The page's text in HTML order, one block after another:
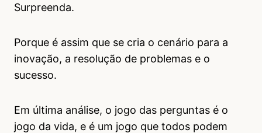
Surpreenda.
Porque é assim que se cria o cenário para a
inovação, a resolução de problemas e o
sucesso.
Em última análise, o jogo das perguntas é o
jogo da vida, e é um jogo que todos podem